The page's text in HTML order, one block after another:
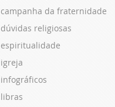
campanha da fraternidade
dúvidas religiosas
espiritualidade
igreja
infográficos
libras